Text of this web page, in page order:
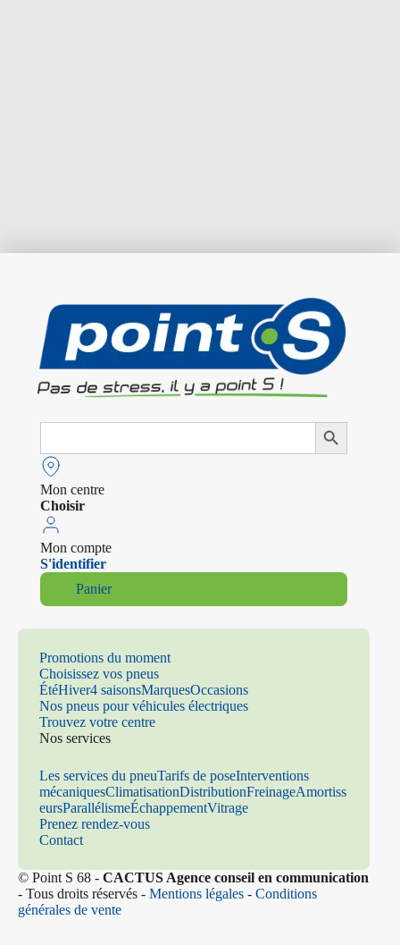
Search
Search Button
Mon centre
Choisir
Mon compte
S'identifier
Panier
Promotions du moment
Choisissez vos pneus
ÉtéHiver4 saisonsMarquesOccasions
Nos pneus pour véhicules électriques
Trouvez votre centre
Nos services
Les services du pneuTarifs de poseInterventions
mécaniquesClimatisationDistributionFreinageAmortiss
eursParallélismeÉchappementVitrage
Prenez rendez-vous
Contact
© Point S 68 - CACTUS Agence conseil en communication
- Tous droits réservés - Mentions légales - Conditions
générales de vente